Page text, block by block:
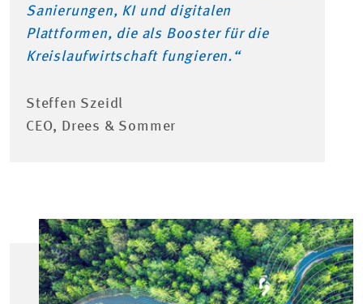
Sanierungen, KI und digitalen
Plattformen, die als Booster für die
Kreislaufwirtschaft fungieren.“
Steffen Szeidl
CEO, Drees & Sommer